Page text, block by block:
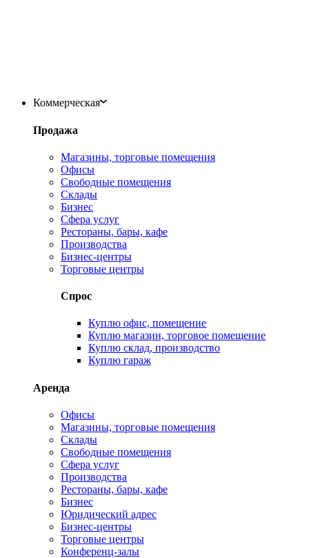
Коммерческая
Продажа
Магазины, торговые помещения
Офисы
Свободные помещения
Склады
Бизнес
Сфера услуг
Рестораны, бары, кафе
Производства
Бизнес-центры
Торговые центры
Спрос
Куплю офис, помещение
Куплю магазин, торговое помещение
Куплю склад, производство
Куплю гараж
Аренда
Офисы
Магазины, торговые помещения
Склады
Свободные помещения
Сфера услуг
Производства
Рестораны, бары, кафе
Бизнес
Юридический адрес
Бизнес-центры
Торговые центры
Конференц-залы